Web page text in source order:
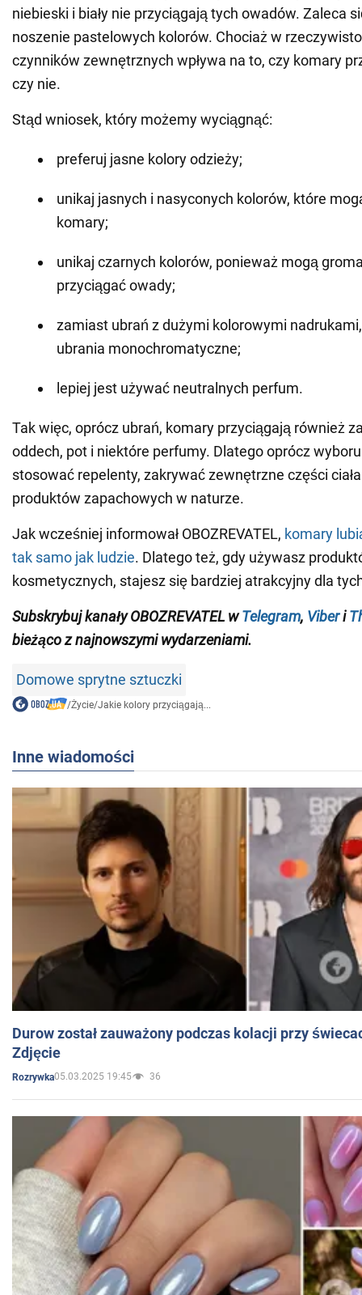
niebieski i biały nie przyciągają tych owadów. Zaleca
noszenie pastelowych kolorów. Chociaż w
czynników zewnętrznych wpływa na to, czy komary
czy nie.
Stąd wniosek, który możemy wyciągnąć:
preferuj jasne kolory odzieży;
unikaj jasnych i nasyconych kolorów, które
komary;
unikaj czarnych kolorów, ponieważ mogą
przyciągać owady;
zamiast ubrań z dużymi kolorowymi
ubrania monochromatyczne;
lepiej jest używać neutralnych perfum.
Tak więc, oprócz ubrań, komary przyciągają również
oddech, pot i niektóre perfumy. Dlatego oprócz
stosować repelenty, zakrywać zewnętrzne części
produktów zapachowych w naturze.
Jak wcześniej informował OBOZREVATEL, komary
tak samo jak ludzie. Dlatego też, gdy używasz
kosmetycznych, stajesz się bardziej atrakcyjny dla
Subskrybuj kanały OBOZREVATEL wTelegram, Viberi
bieżąco z najnowszymi wydarzeniami.
Domowe sprytne sztuczki
/Życie/Jakie kolory przyciągają...
Inne wiadomości
Durow został zauważony podczas kolacji przy
Zdjęcie
Rozrywka05.03.2025 19:45 36